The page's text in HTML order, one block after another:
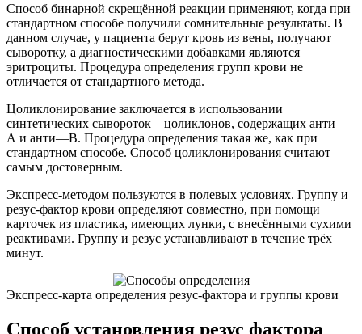
Способ бинарной скрещённой реакции применяют, когда при
стандартном способе получили сомнительные результаты. В
данном случае, у пациента берут кровь из вены, получают
сыворотку, а диагностическими добавками являются
эритроциты. Процедура определения групп крови не
отличается от стандартного метода.
Цоликлонирование заключается в использовании
синтетических сывороток—цоликлонов, содержащих анти—
А и анти—B. Процедура определения такая же, как при
стандартном способе. Способ цоликлонирования считают
самым достоверным.
Экспресс-методом пользуются в полевых условиях. Группу и
резус-фактор крови определяют совместно, при помощи
карточек из пластика, имеющих лунки, с внесёнными сухими
реактивами. Группу и резус устанавливают в течение трёх
минут.
Экспресс-карта определения резус-фактора и группы крови
Способ установления резус фактора